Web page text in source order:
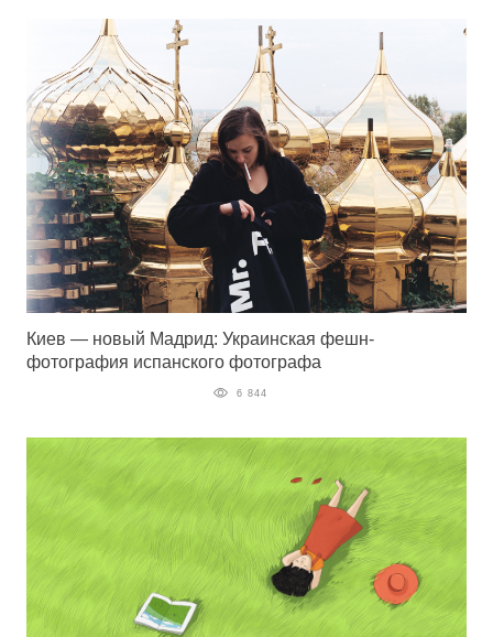
Киев — новый Мадрид: Украинская фешн-
фотография испанского фотографа
6 844